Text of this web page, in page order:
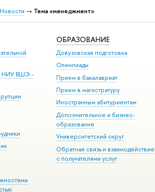
Новости → Тема «менеджмент»
НИУ ВШЭ -
ОБРАЗОВАНИЕ
Довузовская подготовка
Олимпиады
Прием в бакалавриат
Прием в магистратуру
Иностранным абитуриентам
Дополнительное и бизнес-
образование
Университетский округ
Обратная связь и взаимодействие
с получателями услуг